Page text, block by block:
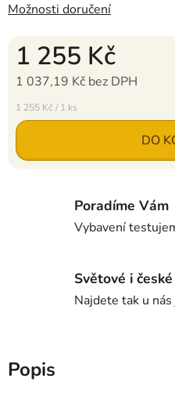
Možnosti doručení
1 255 Kč
1 037,19 Kč bez DPH
Měrná cena:
1 255 Kč / 1 ks
DO
Poradíme Vám
Vybavení
Světové i
Najdete tak u
Popis